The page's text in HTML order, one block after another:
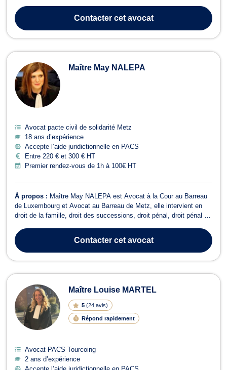
matière de divorce (divorces par consentement mutuel, divorces
pour faute,...
Contactercet avocat
Maître May NALEPA
Avocat pacte civil de solidarité Metz
18 ans d’expérience
Accepte l’aide juridictionnelle en PACS
Entre 220 € et 300 € HT
Premier rendez-vous de 1h à 100€ HT
À propos : Maître May NALEPA est Avocat à la Cour au Barreau
de Luxembourg et Avocat au Barreau de Metz, elle intervient en
droit de la famille, droit des successions, droit pénal, droit pénal de
Maître NALEPA accompagne les époux souhaitant procéder à une
procédu...
Contactercet avocat
Maître Louise MARTEL
5 (24 avis)
Répond rapidement
Avocat PACS Tourcoing
2 ans d’expérience